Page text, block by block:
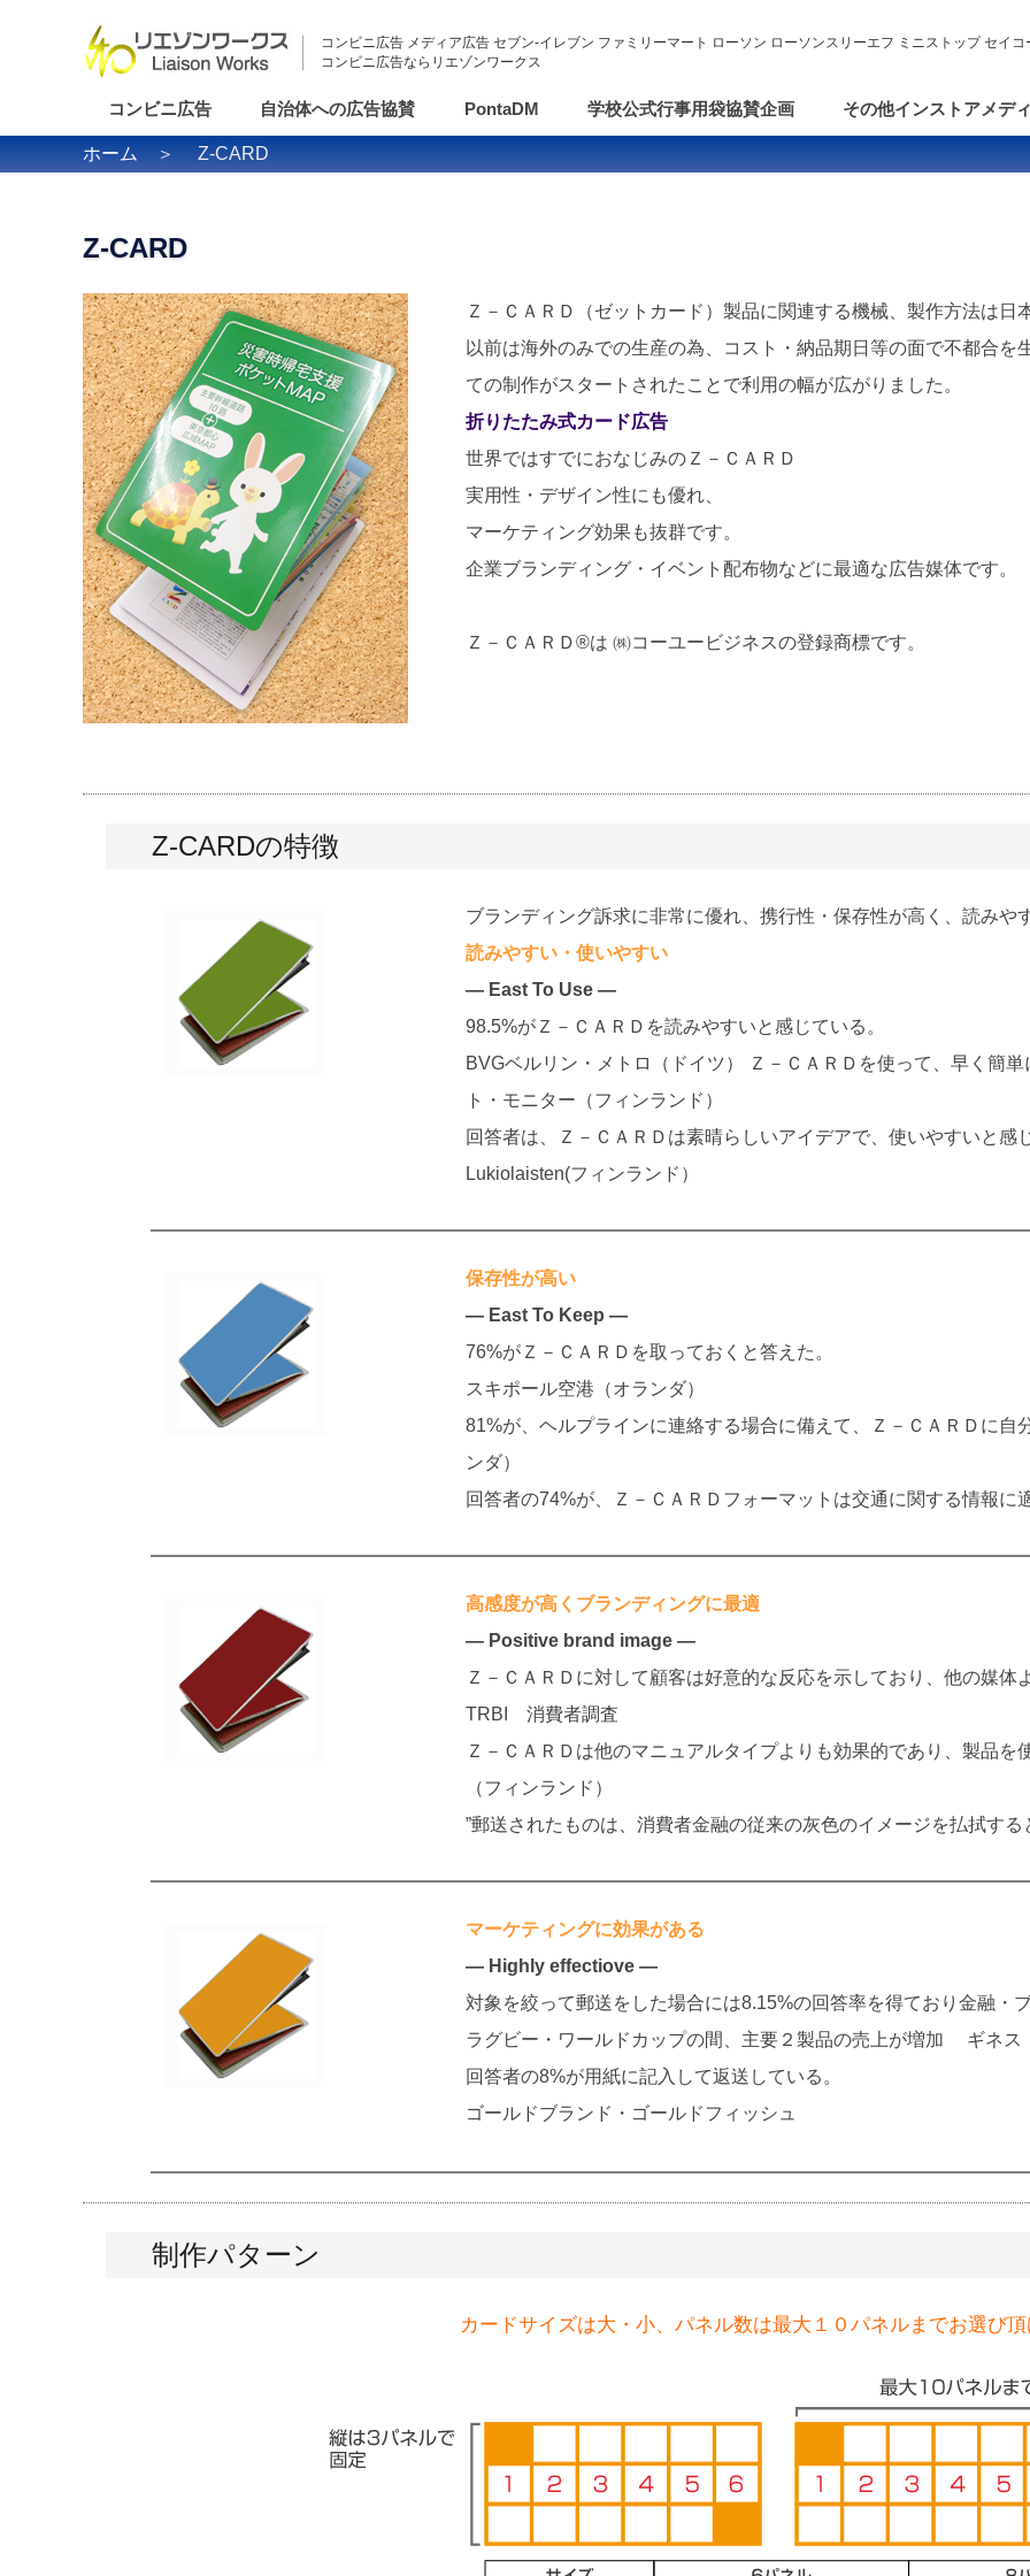
コンビニ広告 メディア広告 セブン-イレブン ファミリーマート ローソン ローソンスリーエフ ミニストップ セイ
コンビニ広告ならリエゾンワークス
コンビニ広告 自治体への広告協賛 PontaDM 学校公式行事用袋協賛企画 その他インストアメデ
ホーム ＞ Z-CARD
Z-CARD
Ｚ－ＣＡＲＤ（ゼットカード）製品に関連する機械、製作方法は
以前は海外のみでの生産の為、コスト・納品期日等の面で不都合
ての制作がスタートされたことで利用の幅が広がりました。
折りたたみ式カード広告
世界ではすでにおなじみのＺ－ＣＡＲＤ
実用性・デザイン性にも優れ、
マーケティング効果も抜群です。
企業ブランディング・イベント配布物などに最適な広告媒体です。
Ｚ－ＣＡＲＤ®は ㈱コーユービジネスの登録商標です。
Z-CARDの特徴
ブランディング訴求に非常に優れ、携行性・保存性が高く、読みや
読みやすい・使いやすい
― East To Use ―
98.5%がＺ－ＣＡＲＤを読みやすいと感じている。
BVGベルリン・メトロ（ドイツ） Ｚ－ＣＡＲＤを使って、早く簡
ト・モニター（フィンランド）
回答者は、Ｚ－ＣＡＲＤは素晴らしいアイデアで、使いやすいと感
Lukiolaisten(フィンランド）
保存性が高い
― East To Keep ―
76%がＺ－ＣＡＲＤを取っておくと答えた。
スキポール空港（オランダ）
81%が、ヘルプラインに連絡する場合に備えて、Ｚ－ＣＡＲＤに
ンダ）
回答者の74%が、Ｚ－ＣＡＲＤフォーマットは交通に関する情報に
高感度が高くブランディングに最適
― Positive brand image ―
Ｚ－ＣＡＲＤに対して顧客は好意的な反応を示しており、他の媒体
TRBI 消費者調査
Ｚ－ＣＡＲＤは他のマニュアルタイプよりも効果的であり、製品
（フィンランド）
”郵送されたものは、消費者金融の従来の灰色のイメージを払拭す
マーケティングに効果がある
― Highly effectiove ―
対象を絞って郵送をした場合には8.15%の回答率を得ており金融・
ラグビー・ワールドカップの間、主要２製品の売上が増加 ギネス
回答者の8%が用紙に記入して返送している。
ゴールドブランド・ゴールドフィッシュ
制作パターン
カードサイズは大・小、パネル数は最大１０パネルまでお選び